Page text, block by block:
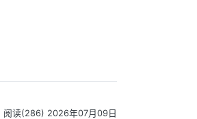
阅读(286) 2026年07月09日